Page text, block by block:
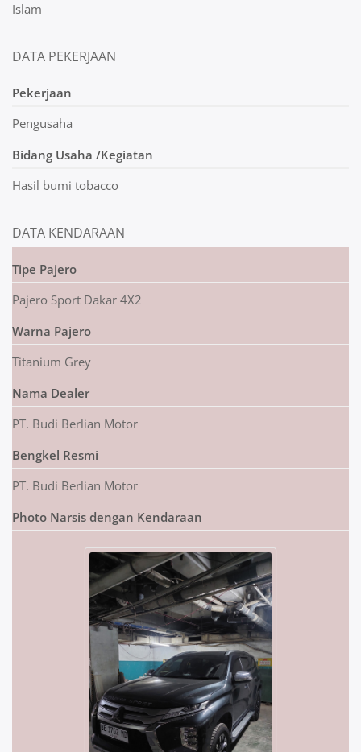
Islam
DATA PEKERJAAN
Pekerjaan
Pengusaha
Bidang Usaha /Kegiatan
Hasil bumi tobacco
DATA KENDARAAN
Tipe Pajero
Pajero Sport Dakar 4X2
Warna Pajero
Titanium Grey
Nama Dealer
PT. Budi Berlian Motor
Bengkel Resmi
PT. Budi Berlian Motor
Photo Narsis dengan Kendaraan